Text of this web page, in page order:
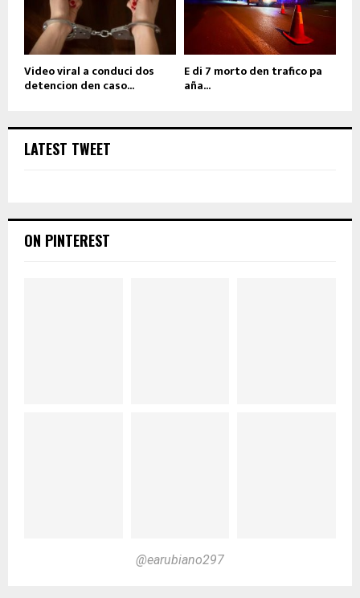
Video viral a conduci dos
detencion den caso...
E di 7 morto den trafico pa
aña...
LATEST TWEET
ON PINTEREST
@earubiano297